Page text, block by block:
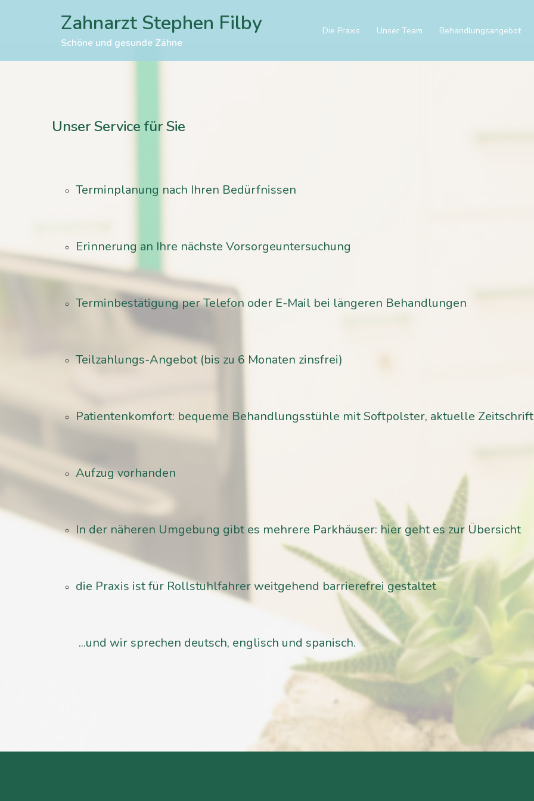
Zahnarzt Stephen Filby
Schöne und gesunde Zähne
Die Praxis Unser Team Behandlungsangebot
Unser Service für Sie
Terminplanung nach Ihren Bedürfnissen
Erinnerung an Ihre nächste Vorsorgeuntersuchung
Terminbestätigung per Telefon oder E-Mail bei längeren Behandlungen
Teilzahlungs-Angebot (bis zu 6 Monaten zinsfrei)
Patientenkomfort: bequeme Behandlungsstühle mit Softpolster, aktuelle
Aufzug vorhanden
In der näheren Umgebung gibt es mehrere Parkhäuser: hier geht es zur Übersicht
die Praxis ist für Rollstuhlfahrer weitgehend barrierefrei gestaltet
...und wir sprechen deutsch, englisch und spanisch.